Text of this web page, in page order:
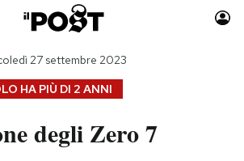
Auto
Moda
HA PIÙ DI 2 ANNI
27 settembre 2023
degli Zero 7